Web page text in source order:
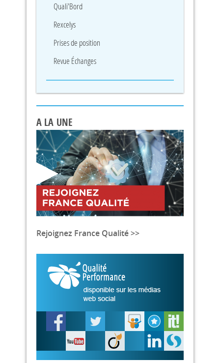
Quali'Bord
Rexcelys
Prises de position
Revue Échanges
A LA UNE
Rejoignez France Qualité >>